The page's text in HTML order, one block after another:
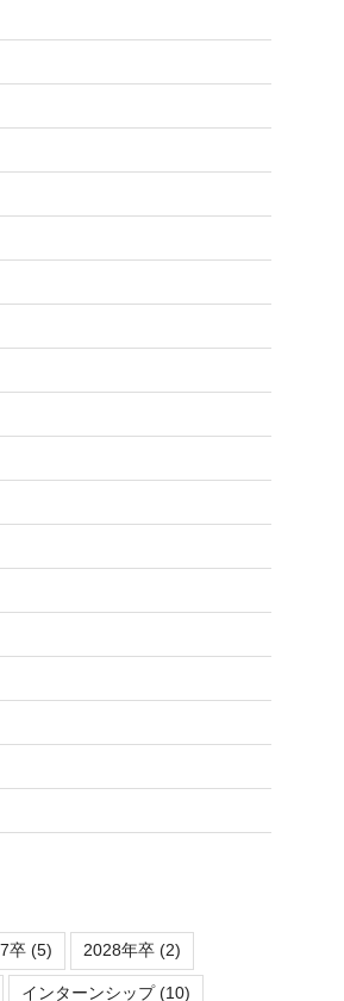
卒(5) 2028年卒(2)
インターンシップ(10)